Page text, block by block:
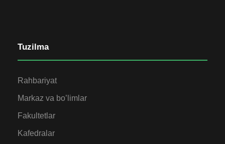
Tuzilma
Rahbariyat
Markaz va bo’limlar
Fakultetlar
Kafedralar